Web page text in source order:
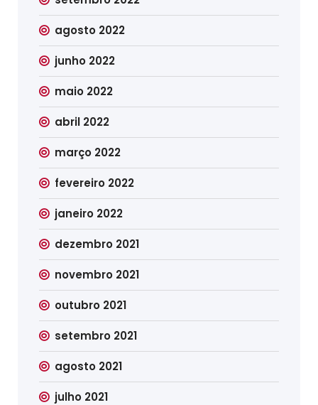
agosto 2022
junho 2022
maio 2022
abril 2022
março 2022
fevereiro 2022
janeiro 2022
dezembro 2021
novembro 2021
outubro 2021
setembro 2021
agosto 2021
julho 2021